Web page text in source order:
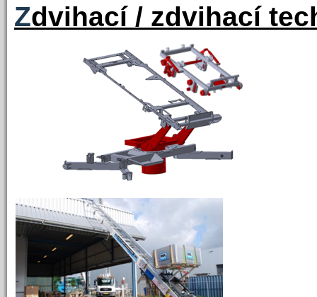
Zdvihací / zdvihací